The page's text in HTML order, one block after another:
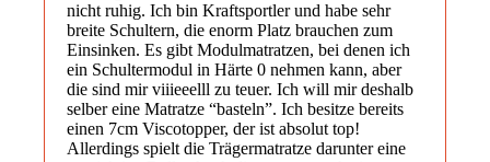
nicht ruhig. Ich bin Kraftsportler und habe sehr
breite Schultern, die enorm Platz brauchen zum
Einsinken. Es gibt Modulmatratzen, bei denen ich
ein Schultermodul in Härte 0 nehmen kann, aber
die sind mir viiieeelll zu teuer. Ich will mir deshalb
selber eine Matratze “basteln”. Ich besitze bereits
einen 7cm Viscotopper, der ist absolut top!
Allerdings spielt die Trägermatratze darunter eine